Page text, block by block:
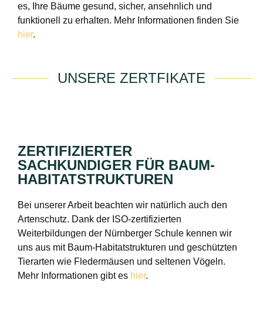
es, Ihre Bäume gesund, sicher, ansehnlich und
funktionell zu erhalten. Mehr Informationen finden Sie
hier.
UNSERE ZERTFIKATE
ZERTIFIZIERTER
SACHKUNDIGER FÜR BAUM-
HABITATSTRUKTUREN
Bei unserer Arbeit beachten wir natürlich auch den
Artenschutz. Dank der ISO-zertifizierten
Weiterbildungen der Nürnberger Schule kennen wir
uns aus mit Baum-Habitatstrukturen und geschützten
Tierarten wie Fledermäusen und seltenen Vögeln.
Mehr Informationen gibt es hier.